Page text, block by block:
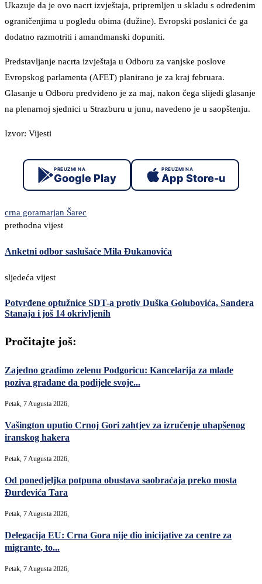
Ukazuje da je ovo nacrt izvještaja, pripremljen u skladu s određenim
ograničenjima u pogledu obima (dužine). Evropski poslanici će ga
dodatno razmotriti i amandmanski dopuniti.
Predstavljanje nacrta izvještaja u Odboru za vanjske poslove
Evropskog parlamenta (AFET) planirano je za kraj februara.
Glasanje u Odboru predviđeno je za maj, nakon čega slijedi glasanje
na plenarnoj sjednici u Strazburu u junu, navedeno je u saopštenju.
Izvor: Vijesti
PREUZMI NA
Google Play
PREUZMI NA
App Store-u
crna goramarjan Šarec
prethodna vijest
Anketni odbor saslušaće Mila Đukanovića
sljedeća vijest
Potvrđene optužnice SDT-a protiv Duška Golubovića, Sandera
Stanaja i još 14 okrivljenih
Pročitajte još:
Zajedno gradimo zelenu Podgoricu: Kancelarija za mlade
poziva građane da podijele svoje...
Petak, 7 Augusta 2026,
Vašington uputio Crnoj Gori zahtjev za izručenje uhapšenog
iranskog hakera
Petak, 7 Augusta 2026,
Od ponedjeljka potpuna obustava saobraćaja preko mosta
Đurđevića Tara
Petak, 7 Augusta 2026,
Delegacija EU: Crna Gora nije dio inicijative za centre za
migrante, to...
Petak, 7 Augusta 2026,